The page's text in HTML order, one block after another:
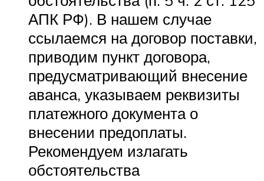
АПК РФ). В нашем случае
ссылаемся на договор поставки,
приводим пункт договора,
предусматривающий внесение
аванса, указываем реквизиты
платежного документа о
внесении предоплаты.
Рекомендуем излагать
обстоятельства